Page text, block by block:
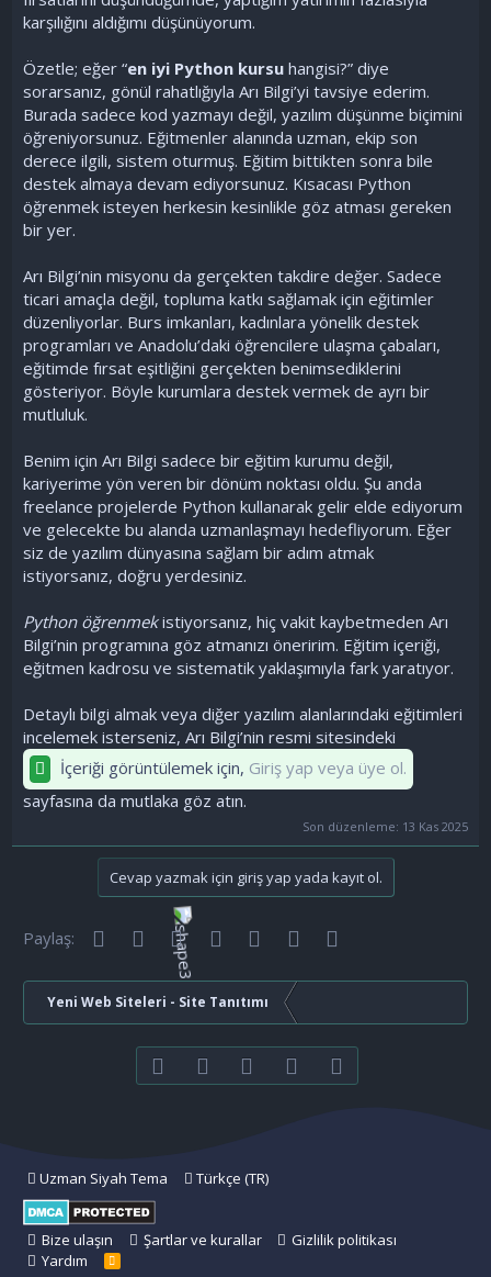
karşılığını aldığımı düşünüyorum.
Özetle; eğer “en iyi Python kursu hangisi?” diye
sorarsanız, gönül rahatlığıyla Arı Bilgi’yi tavsiye ederim.
Burada sadece kod yazmayı değil, yazılım düşünme biçimini
öğreniyorsunuz. Eğitmenler alanında uzman, ekip son
derece ilgili, sistem oturmuş. Eğitim bittikten sonra bile
destek almaya devam ediyorsunuz. Kısacası Python
öğrenmek isteyen herkesin kesinlikle göz atması gereken
bir yer.
Arı Bilgi’nin misyonu da gerçekten takdire değer. Sadece
ticari amaçla değil, topluma katkı sağlamak için eğitimler
düzenliyorlar. Burs imkanları, kadınlara yönelik destek
programları ve Anadolu’daki öğrencilere ulaşma çabaları,
eğitimde fırsat eşitliğini gerçekten benimsediklerini
gösteriyor. Böyle kurumlara destek vermek de ayrı bir
mutluluk.
Benim için Arı Bilgi sadece bir eğitim kurumu değil,
kariyerime yön veren bir dönüm noktası oldu. Şu anda
freelance projelerde Python kullanarak gelir elde ediyorum
ve gelecekte bu alanda uzmanlaşmayı hedefliyorum. Eğer
siz de yazılım dünyasına sağlam bir adım atmak
istiyorsanız, doğru yerdesiniz.
Python öğrenmekistiyorsanız, hiç vakit kaybetmeden Arı
Bilgi’nin programına göz atmanızı öneririm. Eğitim içeriği,
eğitmen kadrosu ve sistematik yaklaşımıyla fark yaratıyor.
Detaylı bilgi almak veya diğer yazılım alanlarındaki eğitimleri
incelemek isterseniz, Arı Bilgi’nin resmi sitesindeki
İçeriği görüntülemek için, Giriş yap veya üye ol.
sayfasına da mutlaka göz atın.
Son düzenleme: 13 Kas 2025
Cevap yazmak için giriş yap yada kayıt ol.
Paylaş: Facebook
TwitterReddit Pinterest
Tumblr WhatsApp
Yeni Web Siteleri - Site Tanıtımı
FacebookTwitter youtubeBize ulaşın
Uzman Siyah Tema Türkçe (TR)
Bize ulaşın Şartlar ve kurallar
Gizlilik politikası
Yardım
R